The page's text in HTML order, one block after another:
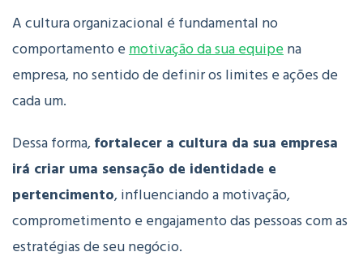
A cultura organizacional é fundamental no
comportamento emotivação da sua equipena
empresa, no sentido de definir os limites e ações de
cada um.
Dessa forma,fortalecer a cultura da sua empresa
irá criar uma sensação de identidade e
pertencimento, influenciando a motivação,
comprometimento e engajamento das pessoas com as
estratégias de seu negócio.